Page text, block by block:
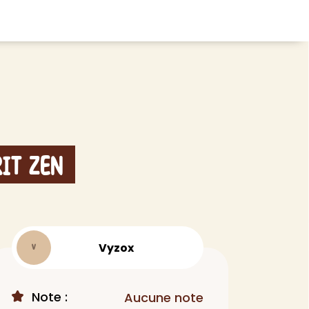
Soin cheveux
Couleur
> Voir tout
Zen
V Vyzox
Note : Aucune note